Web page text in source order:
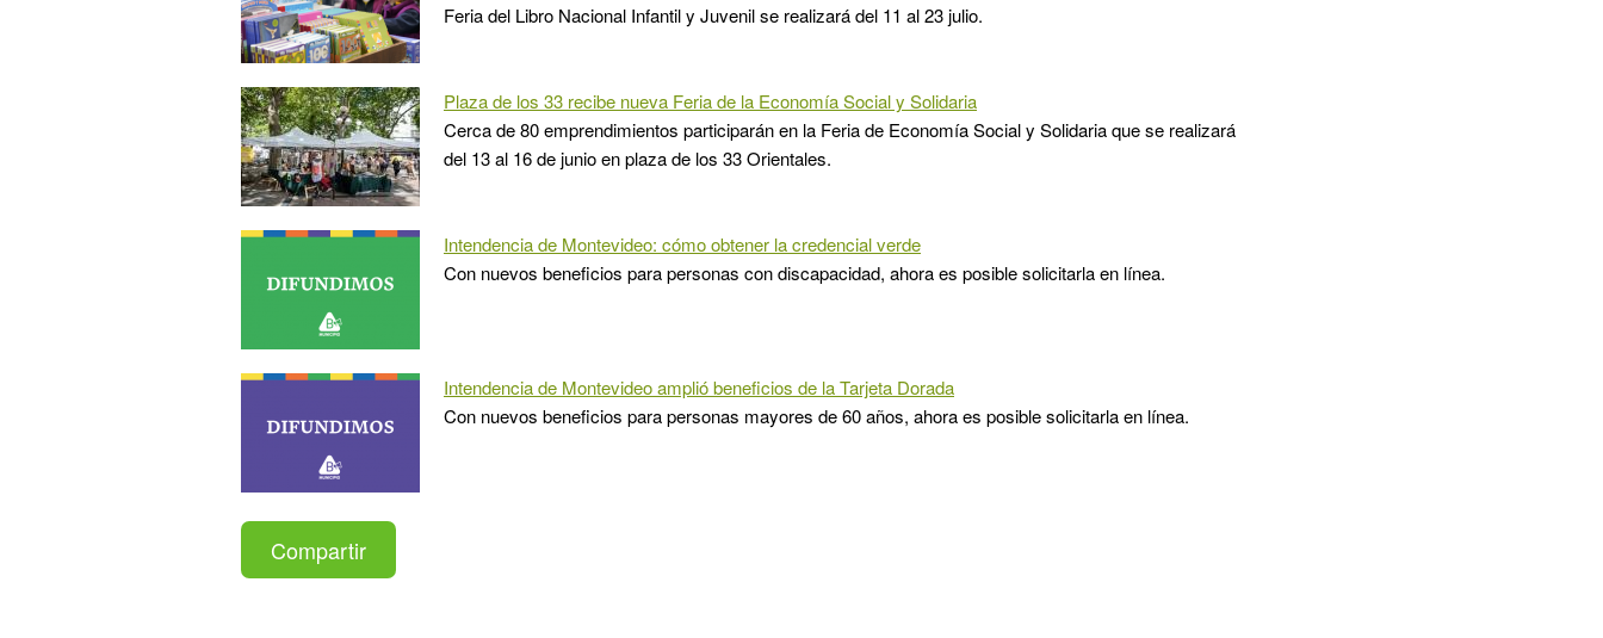
Feria del Libro Nacional Infantil y Juvenil se realizará del 11 al 23 julio.
Plaza de los 33 recibe nueva Feria de la Economía Social y Solidaria
Cerca de 80 emprendimientos participarán en la Feria de Economía Social y Solidaria que se realizará
del 13 al 16 de junio en plaza de los 33 Orientales.
Intendencia de Montevideo: cómo obtener la credencial verde
Con nuevos beneficios para personas con discapacidad, ahora es posible solicitarla en línea.
Intendencia de Montevideo amplió beneficios de la Tarjeta Dorada
Con nuevos beneficios para personas mayores de 60 años, ahora es posible solicitarla en línea.
Compartir